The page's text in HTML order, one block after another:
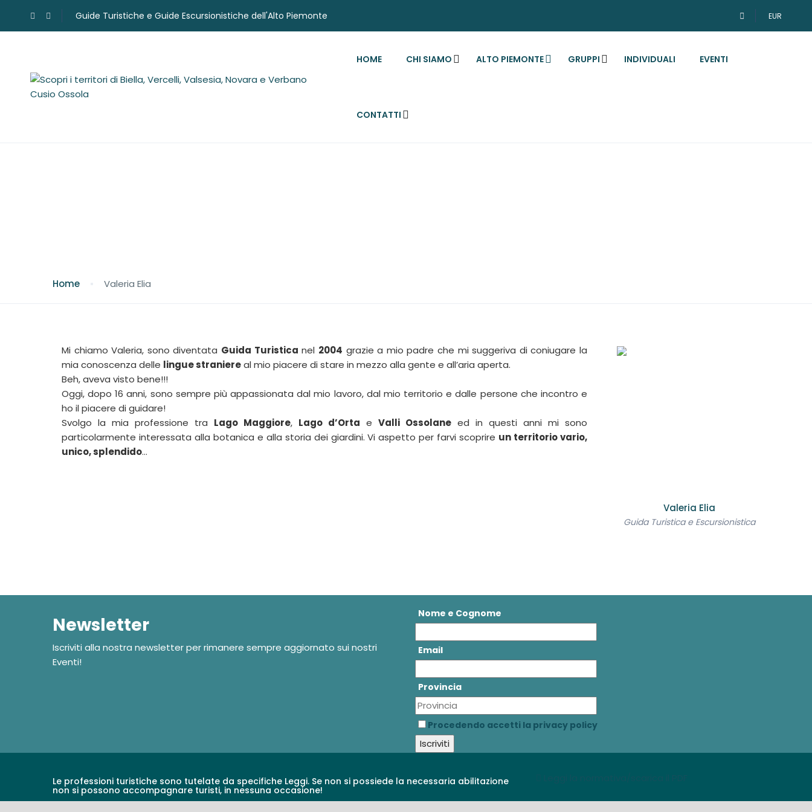
Guide Turistiche e Guide Escursionistiche dell'Alto Piemonte EUR
HOME CHI SIAMO ALTO PIEMONTE GRUPPI INDIVIDUALI EVENTI
CONTATTI
Home Valeria Elia
Mi chiamo Valeria, sono diventata Guida Turistica nel 2004 grazie a mio padre che mi suggeriva di coniugare la
mia conoscenza delle lingue straniereal mio piacere di stare in mezzo alla gente e all’aria aperta.
Beh, aveva visto bene!!!
Oggi, dopo 16 anni, sono sempre più appassionata dal mio lavoro, dal mio territorio e dalle persone che incontro e
ho il piacere di guidare!
Svolgo la mia professione tra Lago Maggiore, Lago d’Orta e Valli Ossolane ed in questi anni mi sono
particolarmente interessata alla botanica e alla storia dei giardini. Vi aspetto per farvi scoprire un territorio vario,
unico, splendido…
Valeria Elia
Guida Turistica e Escursionistica
Newsletter
Iscriviti alla nostra newsletter per rimanere sempre aggiornato sui nostri
Eventi!
Nome e Cognome
Email
Provincia
Procedendo accetti la privacy policy
Le professioni turistiche sono tutelate da specifiche Leggi. Se non si possiede la necessaria abilitazione
non si possono accompagnare turisti, in nessuna occasione!